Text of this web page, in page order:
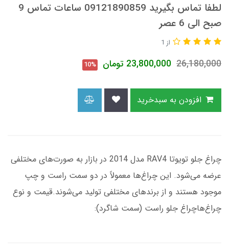
لطفا تماس بگیرید 09121890859 ساعات تماس 9
صبح الی 6 عصر
از 1
26,180,000
23,800,000 تومان 10%
چراغ جلو تویوتا RAV4 مدل 2014 در بازار به صورت‌های مختلفی
عرضه می‌شود. این چراغ‌ها معمولاً در دو سمت راست و چپ
موجود هستند و از برندهای مختلفی تولید می‌شوند.قیمت و نوع
چراغ‌هاچراغ جلو راست (سمت شاگرد):